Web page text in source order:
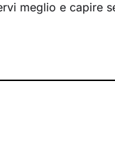
meglio e capire